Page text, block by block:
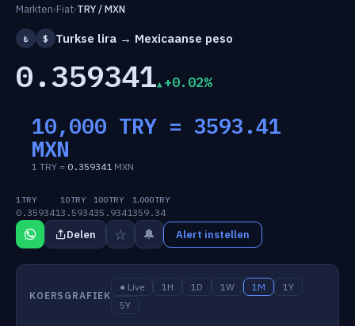
Markten›Fiat›TRY / MXN
₺ $ Turkse lira → Mexicaanse peso
0.359341 +0.02%
10,000 TRY = 3593.41
MXN
1 TRY = 0.359341MXN
1 TRY
0.359341
10 TRY
3.5934
100 TRY
35.9341
1,000 TRY
359.34
Delen ☆ 🔔 Alert instellen
KOERSGRAFIEK
● Live 1H 1D 1W 1M
1Y
5Y